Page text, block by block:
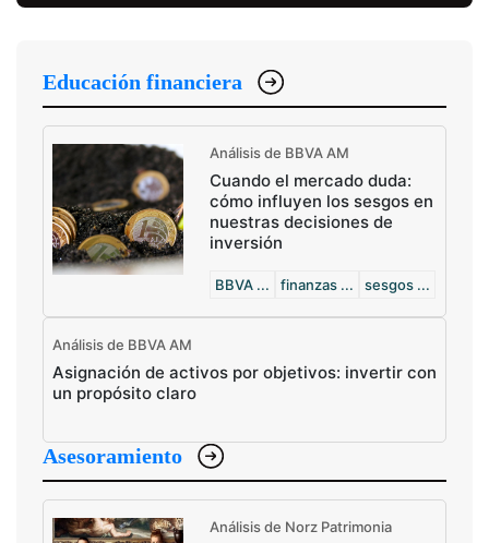
Educación financiera
Análisis de BBVA AM
Cuando el mercado duda:
cómo influyen los sesgos en
nuestras decisiones de
inversión
BBVA ... finanzas ... sesgos ...
Análisis de BBVA AM
Asignación de activos por objetivos: invertir con
un propósito claro
Asesoramiento
Análisis de Norz Patrimonia